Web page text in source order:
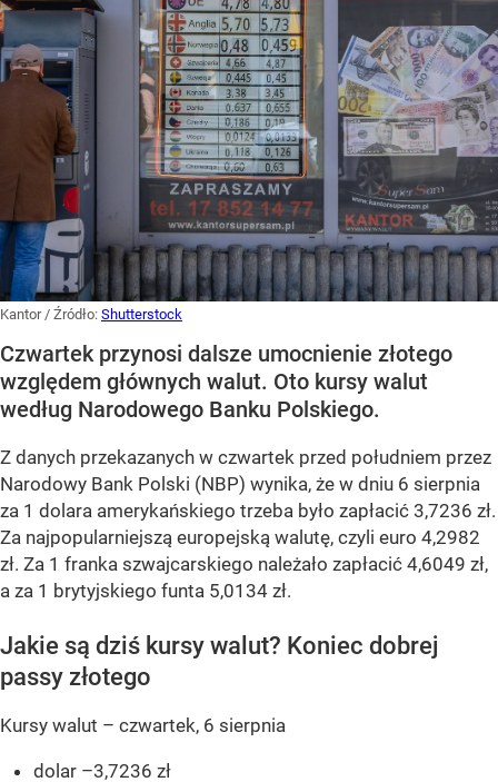
Kantor/ Źródło: Shutterstock
Czwartek przynosi dalsze umocnienie złotego
względem głównych walut. Oto kursy walut
według Narodowego Banku Polskiego.
Z danych przekazanych w czwartek przed południem przez
Narodowy Bank Polski (NBP) wynika, że w dniu 6 sierpnia
za 1 dolara amerykańskiego trzeba było zapłacić 3,7236 zł.
Za najpopularniejszą europejską walutę, czyli euro 4,2982
zł. Za 1 franka szwajcarskiego należało zapłacić 4,6049 zł,
a za 1 brytyjskiego funta 5,0134 zł.
Jakie są dziś kursy walut? Koniec dobrej
passy złotego
Kursy walut – czwartek, 6 sierpnia
dolar –3,7236 zł